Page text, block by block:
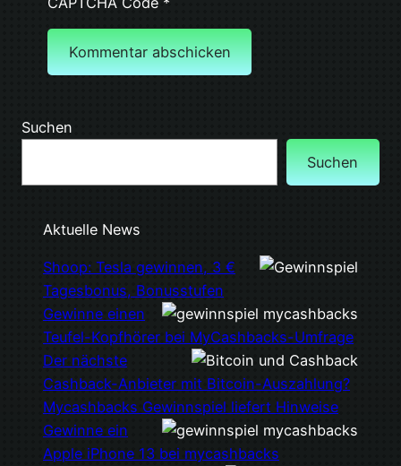
Suchen
Suchen
Aktuelle News
Shoop: Tesla gewinnen, 3 €
Tagesbonus, Bonusstufen
Gewinne einen
Teufel-Kopfhörer bei MyCashbacks-Umfrage
Der nächste
Cashback-Anbieter mit Bitcoin-Auszahlung?
Mycashbacks Gewinnspiel liefert Hinweise
Gewinne ein
Apple iPhone 13 bei mycashbacks